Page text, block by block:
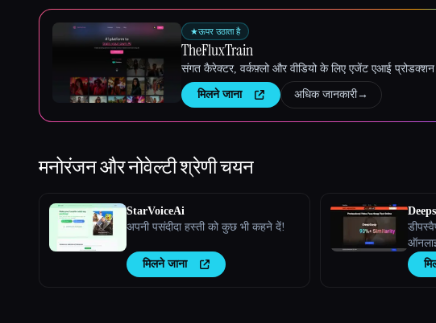
★ऊपर उठाता है
TheFluxTrain
संगत कैरेक्टर, वर्कफ़्लो और वीडियो के लिए एजेंट एआई प्रोडक्शन
मिलने जाना अधिक जानकारी→
मनोरंजन और नोवेल्टीश्रेणी चयन
StarVoiceAi
अपनी पसंदीदा हस्ती को कुछ भी कहने दें!
मिलने जाना